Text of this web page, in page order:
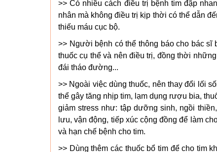
>> Có nhiều cách điều trị bệnh tim đập
nhân mà không điều trị kịp thời có thể dẫn
thiếu máu cục bộ.
>> Người bệnh có thể thông báo cho bác sĩ
thuốc cụ thể và nên điều trị, đồng thời
đái tháo đường...
>> Ngoài việc dùng thuốc, nên thay đổi lối
thể gây tăng nhịp tim, lạm dụng rượu bia,
giảm stress như: tập dưỡng sinh, ngồi
lưu, vận động, tiếp xúc cộng đồng để làm
và hạn chế bệnh cho tim.
>> Dùng thêm các thuốc bổ tim để cho tim